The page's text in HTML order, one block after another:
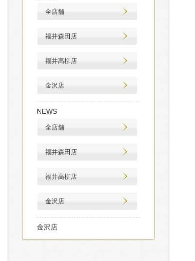
全店舗
福井森田店
福井高柳店
金沢店
NEWS
全店舗
福井森田店
福井高柳店
金沢店
金沢店